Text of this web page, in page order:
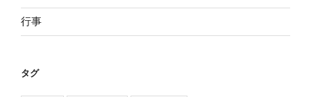
行事
タグ